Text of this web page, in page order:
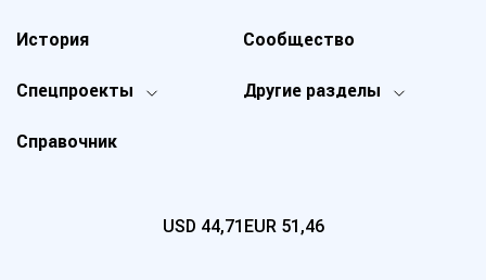
Спецпроекты Другие разделы
История
Справочник
Сообщество
USD 44,71 EUR 51,46